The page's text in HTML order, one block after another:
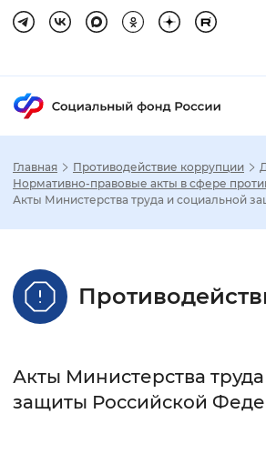
Настройка режима
Стандартный
Без засечек
Главная Противодействие коррупции
Нормативно-правовые акты в сфере
Акты Министерства труда и социальной
Акты Министерства
защиты Российской